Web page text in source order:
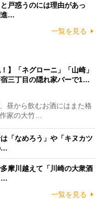
戸惑うのには理由があっ
進…
一覧を見る
】「ネグローニ」「山崎」
宿三丁目の隠れ家バーで1…
昼から飲むお酒にはまた格
家の大竹…
「なめろう」や「キヌカツ
…
摩川越えて「川崎の大衆酒
…
一覧を見る